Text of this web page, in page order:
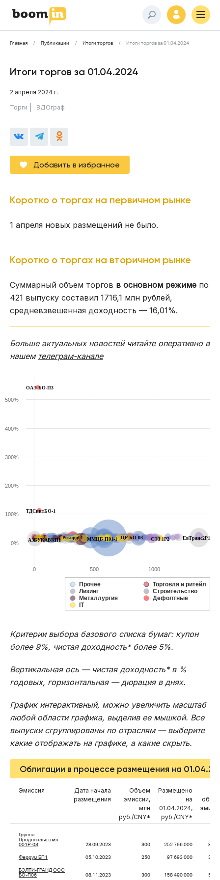
Главная Публикации Итоги торгов Итоги торгов за 01.04.2024
Итоги торгов за 01.04.2024
2 апреля 2024 г.
Торги ВДОграф
Добавить в избранное
Коротко о торгах на первичном рынке
1 апреля новых размещений не было.
Коротко о торгах на вторичном рынке
Суммарный объем торгов в основном режиме по
421 выпуску составил 1716,1 млн рублей,
средневзвешенная доходность — 16,01%.
Больше актуальных новостей читайте оперативно в
нашем телеграм-канале
АЗБУКАВКП1 ММЦБ П01-1 СЭЗ 1P2
ЦР БО-03 ЕвТранс2P1
Рекорд01
ОАЭ БО-П3
ТДСинтБО-1
Прочее
Торговля и ритейл
Лизинг
Строительство
Металлургия
Дефолтные
IT
0 500 1000
0%
100%
200%
300%
400%
500%
Критерии выбора базового списка бумаг: купон
более 9%, чистая доходность* более 5%.
Вертикальная ось — чистая доходность* в %
годовых, горизонтальная — дюрация в днях.
График интерактивный, можно увеличить масштаб
любой области графика, выделив ее мышкой. Все
выпуски сгруппированы по отраслям — выберите
какие отображать на графике, а какие скрыть.
Облигации в процессе размещения на
Эмиссия
Дата начала
размещения
Объем
эмиссии,
млн
руб./CNY*
Размещено
на
01.04.2024,
руб./CNY*
Группа
Продовольствие
001P-03
28.09.2023 300 252 796 000
Феррум БП1 05.10.2023 250 97 693 000
БЭЛТИ-ГРАНД ООО
БО-П06
08.11.2023 300 158 490 000